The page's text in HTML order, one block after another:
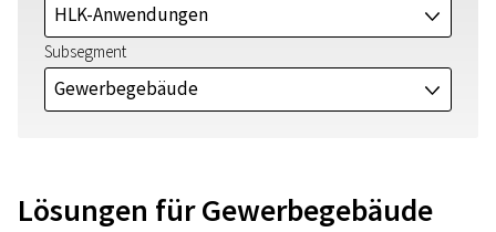
HLK-Anwendungen J
Subsegment
Gewerbegebäude J
Lösungen für Gewerbegebäude